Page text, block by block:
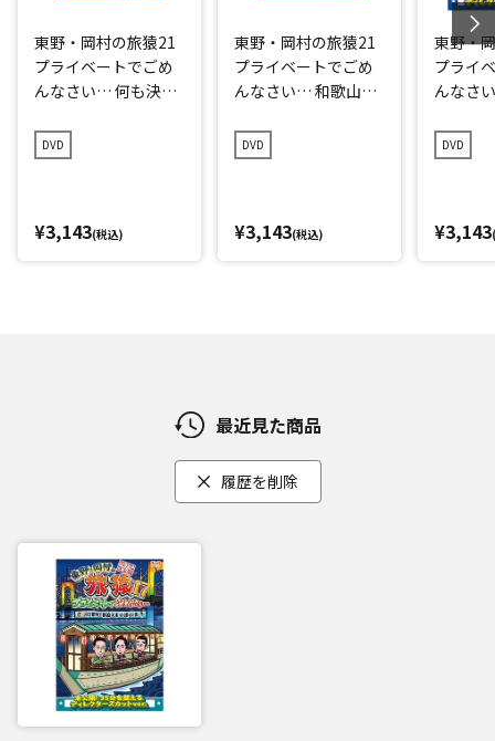
東野・岡村の旅猿21
プライベートでごめ
んなさい… 何も決め
ミアム完全版
DVD
¥3,143(税込)
東野・岡村の旅猿21
プライベートでごめ
んなさい… 和歌山県
ョーへの旅 プレミア
ム完全版
DVD
¥3,143(税込)
東野・
プライ
んなさ
編 プレ
DVD
¥3,143
最近見た商品
履歴を削除